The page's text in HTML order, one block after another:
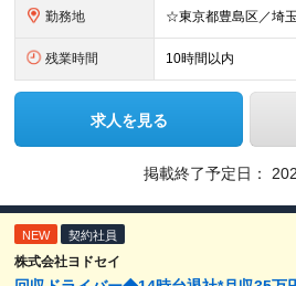
勤務地
残業時間 10時間以内
求人を見る
掲載終了予定日：
NEW 契約社員
株式会社ヨドセイ